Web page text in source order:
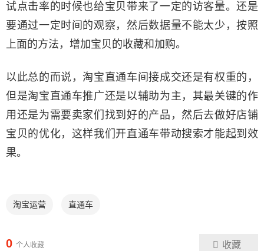
试点击率的时候也给宝贝带来了一定的访客量。还是
要通过一定时间的观察，然后数据量不能太少，按照
上面的方法，增加宝贝的收藏和加购。
以此总的而说，淘宝直通车间接成交还是有权重的，
但是淘宝直通车推广还是以辅助为主，其最关键的作
用还是为需要卖家们找到好的产品，然后去做好店铺
宝贝的优化，这样我们开直通车带动搜索才能起到效
果。
淘宝运营 直通车
0 个人收藏 收藏